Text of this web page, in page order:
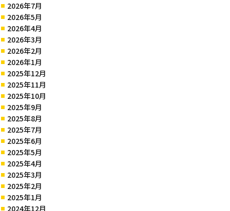
2026年7月
2026年5月
2026年4月
2026年3月
2026年2月
2026年1月
2025年12月
2025年11月
2025年10月
2025年9月
2025年8月
2025年7月
2025年6月
2025年5月
2025年4月
2025年3月
2025年2月
2025年1月
2024年12月